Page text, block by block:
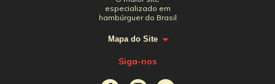
especializado em
hambúrguer do Brasil
Mapa do Site
Siga-nos